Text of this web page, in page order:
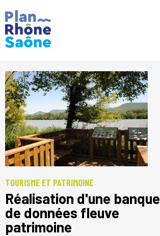
TOURISME ET PATRIMOINE
Réalisation d'une banque
de données fleuve
patrimoine